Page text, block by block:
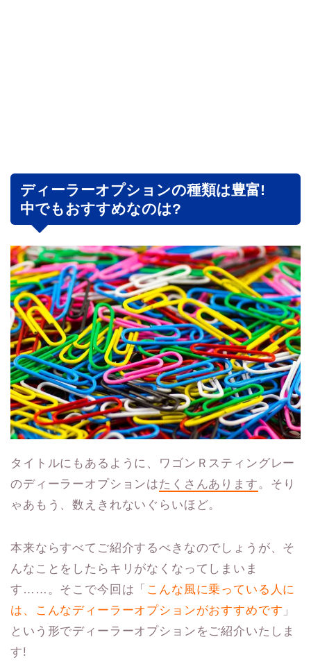
ディーラーオプションの種類は豊富!
中でもおすすめなのは?
タイトルにもあるように、ワゴンＲスティングレー
のディーラーオプションはたくさんあります。そり
ゃあもう、数えきれないぐらいほど。
本来ならすべてご紹介するべきなのでしょうが、そ
んなことをしたらキリがなくなってしまいま
す……。そこで今回は「 こんな風に乗っている人に
は、こんなディーラーオプションがおすすめです 」
という形でディーラーオプションをご紹介いたしま
す!